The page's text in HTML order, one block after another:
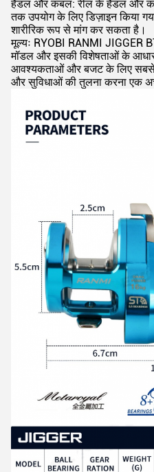
हैंडल और कंबल: रील के हैंडल और
तक उपयोग के लिए डिज़ाइन किया
शारीरिक रूप से मांग कर सकता है।
मूल्यः RYOBI RANMI JIGGER
मॉडल और इसकी विशेषताओं के
आवश्यकताओं और बजट के लिए सबसे
और सुविधाओं की तुलना करना एक